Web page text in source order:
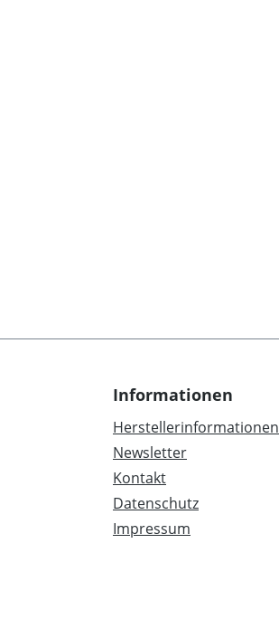
Informationen
Herstellerinformationen
Newsletter
Kontakt
Datenschutz
Impressum